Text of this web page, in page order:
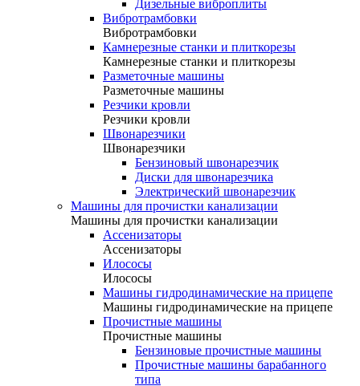
Дизельные виброплиты
Вибротрамбовки
Вибротрамбовки
Камнерезные станки и плиткорезы
Камнерезные станки и плиткорезы
Разметочные машины
Разметочные машины
Резчики кровли
Резчики кровли
Швонарезчики
Швонарезчики
Бензиновый швонарезчик
Диски для швонарезчика
Электрический швонарезчик
Машины для прочистки канализации
Машины для прочистки канализации
Ассенизаторы
Ассенизаторы
Илососы
Илососы
Машины гидродинамические на прицепе
Машины гидродинамические на прицепе
Прочистные машины
Прочистные машины
Бензиновые прочистные машины
Прочистные машины барабанного
типа